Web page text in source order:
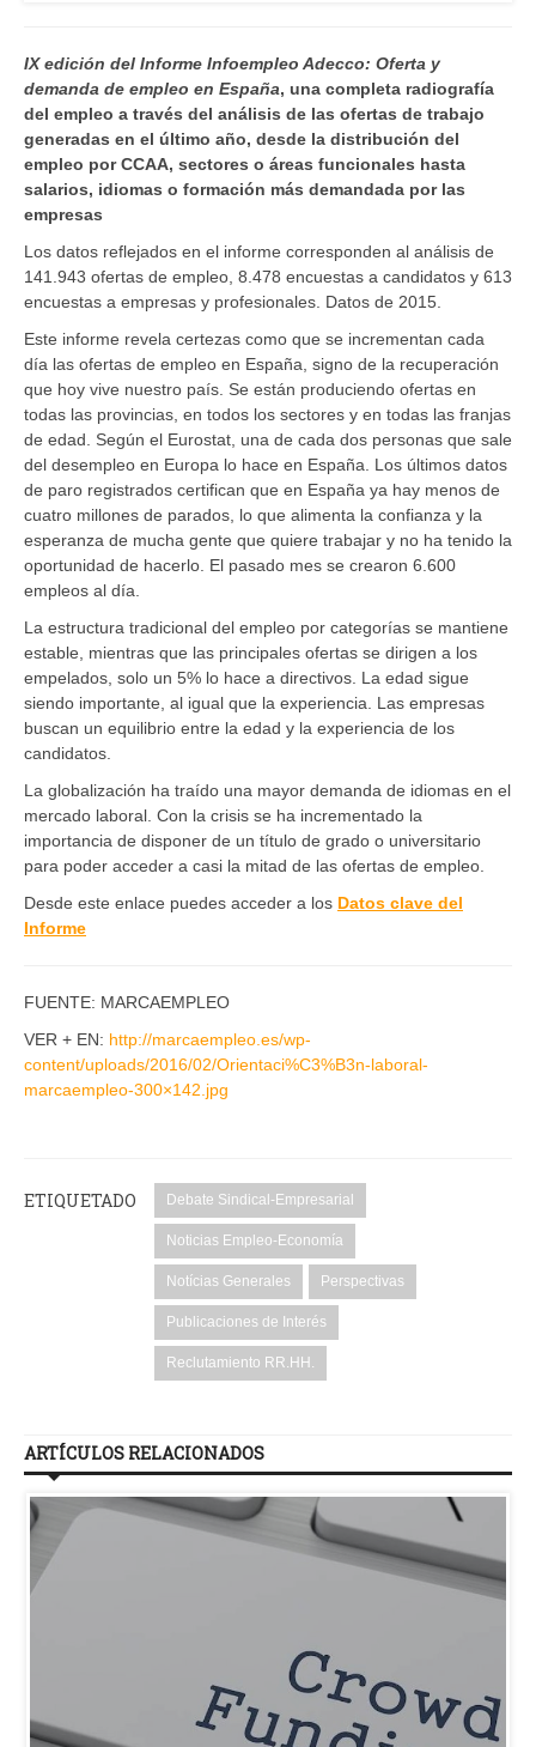
IX edición del Informe Infoempleo Adecco: Oferta y
demanda de empleo en España, una completa radiografía
del empleo a través del análisis de las ofertas de trabajo
generadas en el último año, desde la distribución del
empleo por CCAA, sectores o áreas funcionales hasta
salarios, idiomas o formación más demandada por las
empresas
Los datos reflejados en el informe corresponden al análisis de
141.943 ofertas de empleo, 8.478 encuestas a candidatos y 613
encuestas a empresas y profesionales. Datos de 2015.
Este informe revela certezas como que se incrementan cada
día las ofertas de empleo en España, signo de la recuperación
que hoy vive nuestro país. Se están produciendo ofertas en
todas las provincias, en todos los sectores y en todas las franjas
de edad. Según el Eurostat, una de cada dos personas que sale
del desempleo en Europa lo hace en España. Los últimos datos
de paro registrados certifican que en España ya hay menos de
cuatro millones de parados, lo que alimenta la confianza y la
esperanza de mucha gente que quiere trabajar y no ha tenido la
oportunidad de hacerlo. El pasado mes se crearon 6.600
empleos al día.
La estructura tradicional del empleo por categorías se mantiene
estable, mientras que las principales ofertas se dirigen a los
empelados, solo un 5% lo hace a directivos. La edad sigue
siendo importante, al igual que la experiencia. Las empresas
buscan un equilibrio entre la edad y la experiencia de los
candidatos.
La globalización ha traído una mayor demanda de idiomas en el
mercado laboral. Con la crisis se ha incrementado la
importancia de disponer de un título de grado o universitario
para poder acceder a casi la mitad de las ofertas de empleo.
Desde este enlace puedes acceder a los Datos clave del
Informe
FUENTE: MARCAEMPLEO
VER + EN: http://marcaempleo.es/wp-
content/uploads/2016/02/Orientaci%C3%B3n-laboral-
marcaempleo-300×142.jpg
ETIQUETADO Debate Sindical-Empresarial
Noticias Empleo-Economía
Notícias Generales Perspectivas
Publicaciones de Interés
Reclutamiento RR.HH.
ARTÍCULOS RELACIONADOS